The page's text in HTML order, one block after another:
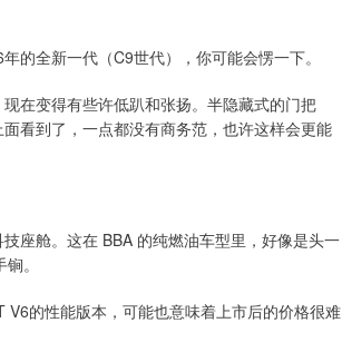
的全新一代（C9世代），你可能会愣一下。
在变得有些许低趴和张扬。半隐藏式的门把
看到了，一点都没有商务范，也许这样会更能
座舱。这在 BBA 的纯燃油车型里，好像是头一
。
的性能版本，可能也意味着上市后的价格很难